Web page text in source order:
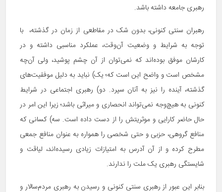
رهبری جامعه داشته باشد.
رهبران سنتی کنونی، بدون شک در مقاطعی از زمان در گذشته، با
توجه به شرایط و وضعیت آن‌وقت، عملکرد مناسبی داشته و در
کارشان موفق بوده‌اند که نمی‌توان از آن چشم پوشید، ولی آن‌چه
مشخص است و واضح این است که؛ یک) نباید به دلیل موفقیت‌های
گذشته، آینده را نیز به آنان سپرد. دو) رهبری اجتماعی در شرایط
کنونی به هیچ‌وجه نمی‌تواند انحصاری و میراثی باشد؛ زیرا این امر در
حال حاضر کارایی و موثریتش را از دست داده است. سه) کسانی که
منافع گروهی، حزبی و حتی شخصی را همواره به عنوان منافع جمعی
مطرح کرده و از آن آدرس به امتیازات زیادی رسیده‌اند، لیاقت و
شایستگی رهبری یک ملت را ندارند.
بنابر این عبور از رهبری سنتی کنونی و رسیدن به رهبری مردم‌سالار و